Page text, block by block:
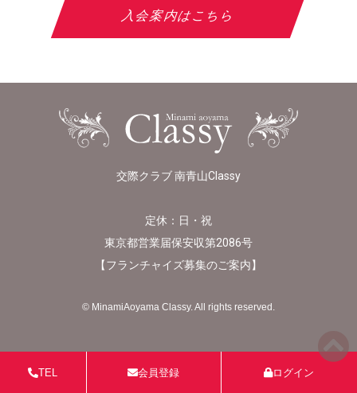
入会案内はこちら
交際クラブ 南青山Classy
定休：日・祝
東京都営業届保安収第2086号
【フランチャイズ募集のご案内】
© MinamiAoyama Classy. All rights reserved.
TEL 会員登録 ログイン